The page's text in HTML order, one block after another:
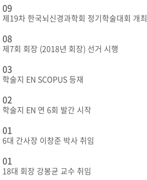
09
제19차 한국뇌신경과학회 정기학술대회 개최
08
제7회 회장 (2018년 회장) 선거 시행
03
학술지 EN SCOPUS 등재
02
학술지 EN 연 6회 발간 시작
01
6대 간사장 이창준 박사 취임
01
18대 회장 강봉균 교수 취임